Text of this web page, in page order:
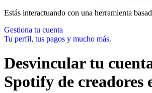
Estás interactuando con una herramienta
Gestiona tu cuenta
Tu perfil, tus pagos y mucho más.
Desvincular tu
Spotify de creadores